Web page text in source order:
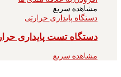
مشاهده سریع
دستگاه پایداری حرارتی
دستگاه تست پایداری
مشاهده سریع